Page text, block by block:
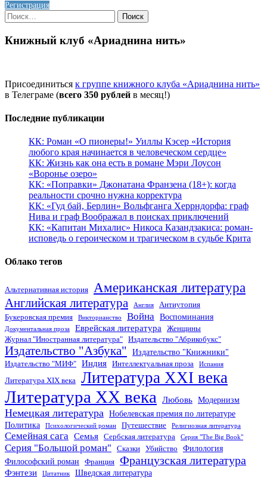
Регистрация
Найти:
Книжный клуб «Ариаднина нить»
Присоединиться к группе книжного клуба «Ариаднина нить»
в Телеграме (всего 350 рублей в месяц!)
Последние публикации
КК: Роман «О пионеры!» Уиллы Кэсер «История
любого края начинается в человеческом сердце»
КК: Жизнь как она есть в романе Мэри Лоусон
«Воронье озеро»
КК: «Поправки» Джонатана Франзена (18+): когда
реальности срочно нужна корректура
КК: «Гуд бай, Берлин» Вольфганга Херрндорфа: граф
Нива и граф Воображал в поисках приключений
КК: «Капитан Михалис» Никоса Казандзакиса: роман-
исповедь о героическом и трагическом в судьбе Крита
Облако тегов
Альтернативная история Американская литература
Английская литература Англия
Антиутопия
Букеровская премия
Викторианство Война Воспоминания
Документальная проза Еврейская литература
Женщины
Журнал "Иностранная литература"
Издательство "Абрикобукс"
Издательство "Азбука" Издательство "Книжники"
Издательство "МИФ" Индия Интеллектуальная проза Испания
Литература XIX века Литература XXI века
Литература XX века Любовь Модернизм
Немецкая литература
Нобелевская премия по литературе
Политика
Психологический роман Путешествие Религиозная литература
Семейная сага Семья Сербская литература Серия "The Big Book"
Серия "Большой роман" Сказки Убийство
Филология
Философский роман
Франция Французская литература
Фэнтези Цитатник Шведская литература